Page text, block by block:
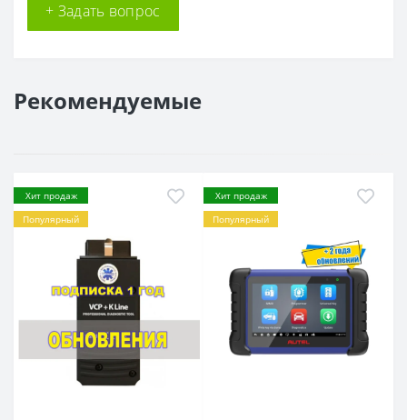
+ Задать вопрос
Рекомендуемые
Хит продаж
Популярный
Хит продаж
Популярный